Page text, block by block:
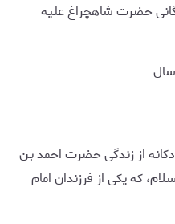
حضرت شاهچراغ علیه
از زندگی حضرت احمد بن
که یکی از فرزندان امام